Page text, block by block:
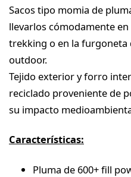
Sacos tipo momia de
llevarlos cómodamente
trekking o en la
outdoor.
Tejido exterior y forro
reciclado proveniente de
su impacto
Características:
Pluma de 600+ fill